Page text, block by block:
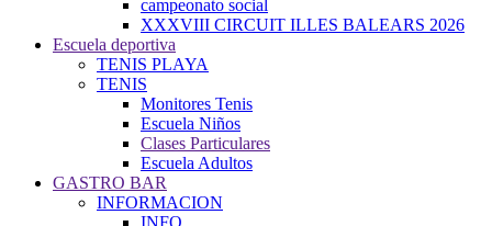
campeonato social
XXXVIII CIRCUIT ILLES BALEARS 2026
Escuela deportiva
TENIS PLAYA
TENIS
Monitores Tenis
Escuela Niños
Clases Particulares
Escuela Adultos
GASTRO BAR
INFORMACION
INFO